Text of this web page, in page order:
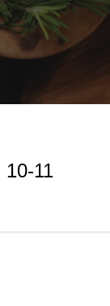
10-11